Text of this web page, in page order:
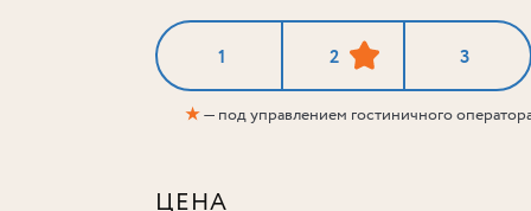
1 2 3
★— под управлением гостиничного
ЦЕНА